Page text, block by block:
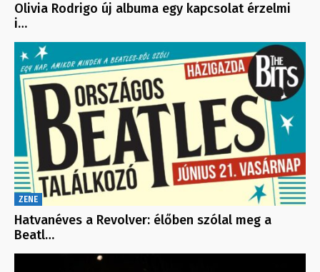
Olivia Rodrigo új albuma egy kapcsolat érzelmi
i…
ZENE
Hatvanéves a Revolver: élőben szólal meg a
Beatl…